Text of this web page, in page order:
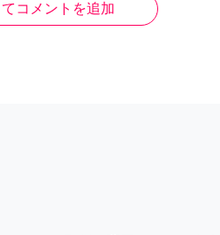
コメントを追加